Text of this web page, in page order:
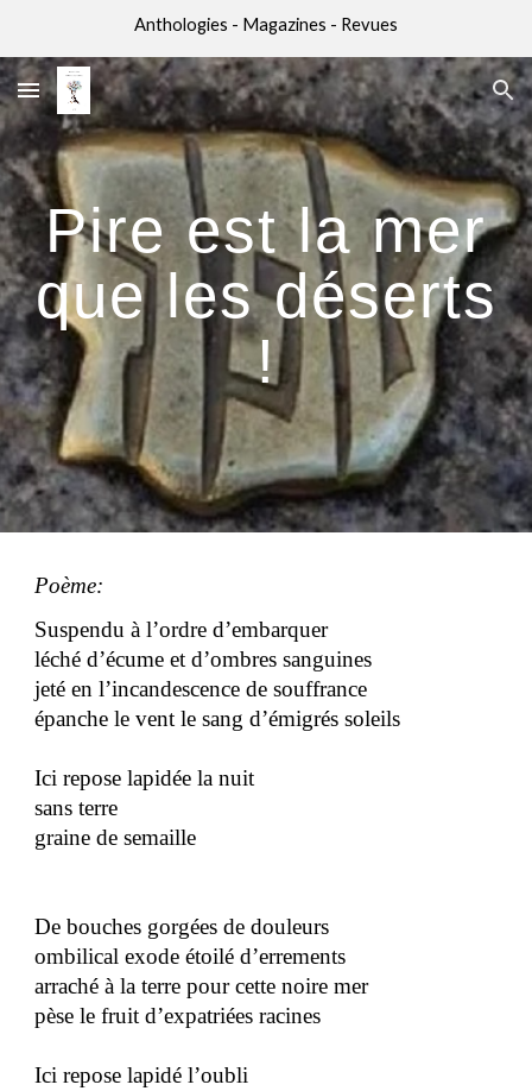
Anthologies - Magazines - Revues
Pire est la mer
que les déserts
!
Poème:
Suspendu à l’ordre d’embarquer
léché d’écume et d’ombres sanguines
jeté en l’incandescence de souffrance
épanche le vent le sang d’émigrés soleils
Ici repose lapidée la nuit
sans terre
graine de semaille
De bouches gorgées de douleurs
ombilical exode étoilé d’errements
arraché à la terre pour cette noire mer
pèse le fruit d’expatriées racines
Ici repose lapidé l’oubli